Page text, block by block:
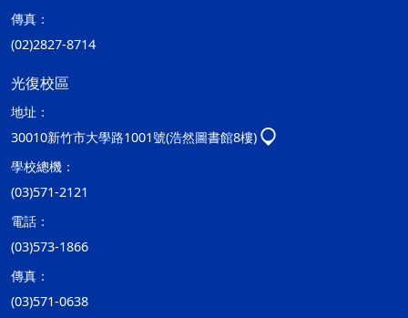
傳真：
(02)2827-8714
光復校區
地址：
30010新竹市大學路1001號(浩然圖書館8樓)
學校總機：
(03)571-2121
電話：
(03)573-1866
傳真：
(03)571-0638